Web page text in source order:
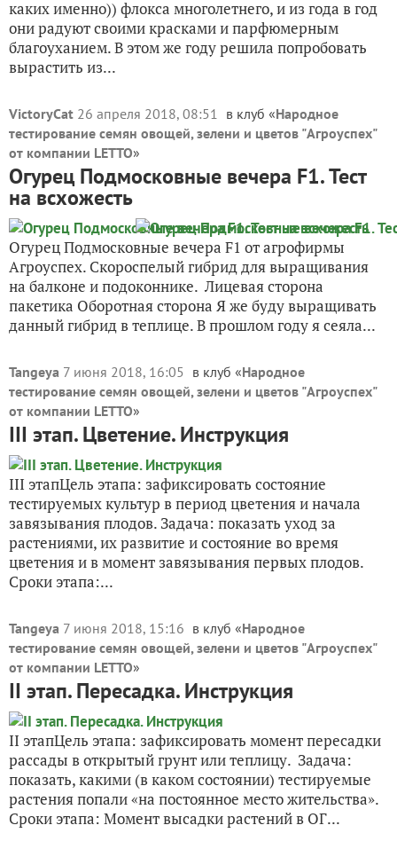
каких именно)) флокса многолетнего, и из года в год
они радуют своими красками и парфюмерным
благоуханием. В этом же году решила попробовать
вырастить из...
VictoryCat 26 апреля 2018, 08:51 в клуб «Народное
тестирование семян овощей, зелени и цветов "Агроуспех"
от компании LETTO»
Огурец Подмосковные вечера F1. Тест
на всхожесть
Огурец Подмосковные вечера F1 от агрофирмы
Агроуспех. Скороспелый гибрид для выращивания
на балконе и подоконнике. Лицевая сторона
пакетика Оборотная сторона Я же буду выращивать
данный гибрид в теплице. В прошлом году я сеяла...
Tangeya 7 июня 2018, 16:05 в клуб «Народное
тестирование семян овощей, зелени и цветов "Агроуспех"
от компании LETTO»
III этап. Цветение. Инструкция
III этапЦель этапа: зафиксировать состояние
тестируемых культур в период цветения и начала
завязывания плодов. Задача: показать уход за
растениями, их развитие и состояние во время
цветения и в момент завязывания первых плодов.
Сроки этапа:...
Tangeya 7 июня 2018, 15:16 в клуб «Народное
тестирование семян овощей, зелени и цветов "Агроуспех"
от компании LETTO»
II этап. Пересадка. Инструкция
II этапЦель этапа: зафиксировать момент пересадки
рассады в открытый грунт или теплицу. Задача:
показать, какими (в каком состоянии) тестируемые
растения попали «на постоянное место жительства».
Сроки этапа: Момент высадки растений в ОГ...